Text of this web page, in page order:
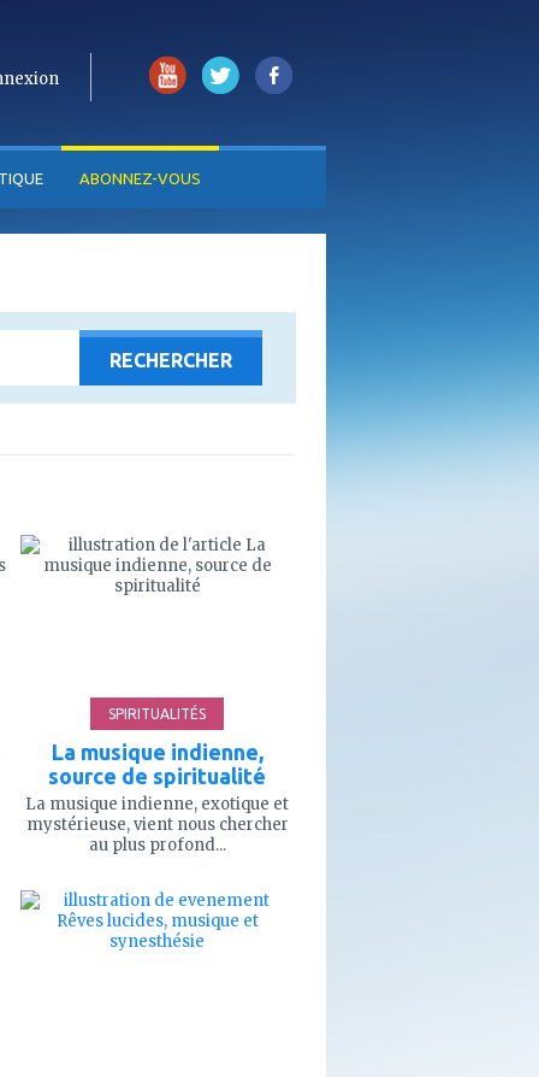
ABONNEZ-VOUS
mes
SPIRITUALITÉS
La musique indienne,
source de spiritualité
La musique indienne, exotique et
mystérieuse, vient nous chercher
au plus profond...
mes